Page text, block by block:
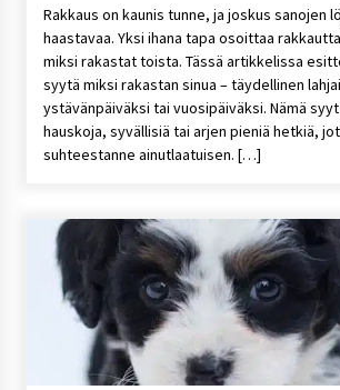
Rakkaus on kaunis tunne, ja joskus sanojen
haastavaa. Yksi ihana tapa osoittaa
miksi rakastat toista. Tässä artikkelissa
syytä miksi rakastan sinua – täydellinen
ystävänpäiväksi tai vuosipäiväksi. Nämä
hauskoja, syvällisiä tai arjen pieniä hetkiä,
suhteestanne ainutlaatuisen. […]